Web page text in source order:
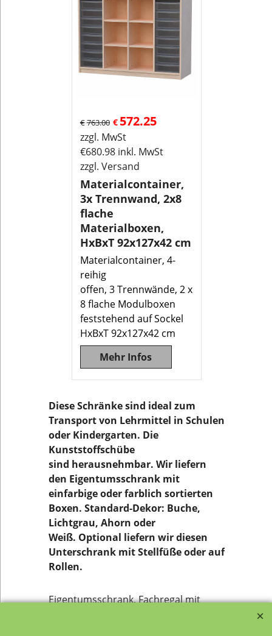
€763.00 € 572.25
zzgl. MwSt
€680.98 inkl. MwSt
zzgl. Versand
Materialcontainer,
3x Trennwand, 2x8
flache
Materialboxen,
HxBxT 92x127x42 cm
Materialcontainer, 4-
reihig
offen, 3 Trennwände, 2 x
8 flache Modulboxen
feststehend auf Sockel
HxBxT 92x127x42 cm
Mehr Infos
Diese Schränke sind ideal zum
Transport von Lehrmittel in Schulen
oder Kindergarten. Die
Kunststoffschübe
sind herausnehmbar. Wir liefern
den Eigentumsschrank mit
einfarbige oder farblich sortierten
Boxen. Standard-Dekor: Buche,
Lichtgrau, Ahorn oder
Weiß. Optional liefern wir diesen
Unterschrank mit Stellfüße oder auf
Rollen.
Eigentumsschrank, Fachregal mit